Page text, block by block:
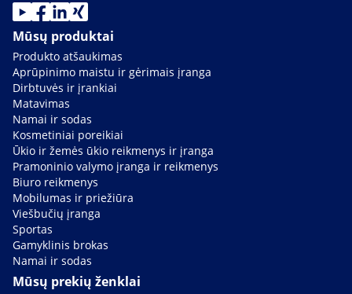
Mūsų produktai
Produkto atšaukimas
Aprūpinimo maistu ir gėrimais įranga
Dirbtuvės ir įrankiai
Matavimas
Namai ir sodas
Kosmetiniai poreikiai
Ūkio ir žemės ūkio reikmenys ir įranga
Pramoninio valymo įranga ir reikmenys
Biuro reikmenys
Mobilumas ir priežiūra
Viešbučių įranga
Sportas
Gamyklinis brokas
Namai ir sodas
Mūsų prekių ženklai